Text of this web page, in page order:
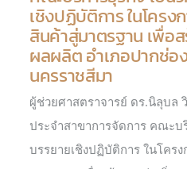
เชิงปฏิบัติการ ในโครง
สินค้าสู่มาตรฐาน เพื่อ
ผลผลิต อำเภอปากช่อ
นครราชสีมา
ผู้ช่วยศาสตราจารย์ ดร.นิลุบล
ประจำสาขาการจัดการ คณะบ
บรรยายเชิงปฏิบัติการ ในโคร